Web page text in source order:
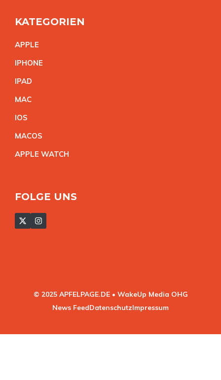
KATEGORIEN
APPLE
IPHONE
IPAD
MAC
IOS
MACOS
APPLE WATCH
FOLGE UNS
© 2025 APFELPAGE.DE • WakeUp Media OHG
News FeedDatenschutzImpressum